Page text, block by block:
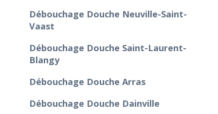
Débouchage Douche Neuville-Saint-
Vaast
Débouchage Douche Saint-Laurent-
Blangy
Débouchage Douche Arras
Débouchage Douche Dainville